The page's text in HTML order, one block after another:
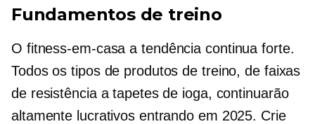
Fundamentos de treino
O fitness-em-casa a tendência continua forte.
Todos os tipos de produtos de treino, de faixas
de resistência a tapetes de ioga, continuarão
altamente lucrativos entrando em 2025. Crie